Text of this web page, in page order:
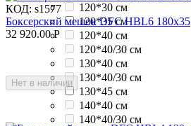
120*30 см
120*35 см
120*40 см
120*40/30 см
130*40 см
130*40/30 см
130*45 см
140*40 см
140*40/30 см
КОД: s1577
Боксерский мешок DFC HBL6 180х35
32 920.00 Р
Нет в наличии